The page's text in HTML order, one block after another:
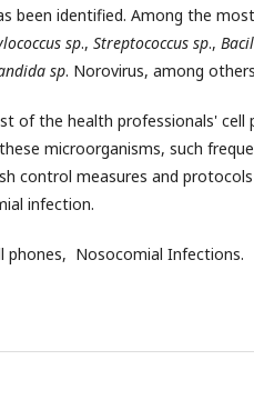
been identified. Among the
sp., Streptococcus sp.,
sp. Norovirus, among
of the health professionals' cell
microorganisms, such
control measures and
infection.
phones, Nosocomial Infections.